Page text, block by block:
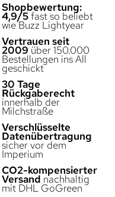
Shopbewertung:
4,9/5fast so beliebt
wie Buzz Lightyear
Vertrauen seit
2009 über 150.000
Bestellungen ins All
geschickt
30 Tage
Rückgaberecht
innerhalb der
Milchstraße
Verschlüsselte
Datenübertragung
sicher vor dem
Imperium
CO2-kompensierter
Versand nachhaltig
mit DHL GoGreen